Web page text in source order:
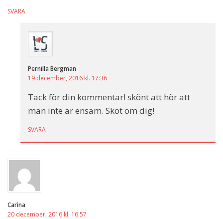
SVARA
Pernilla Bergman
19 december, 2016 kl. 17:36
Tack för din kommentar! skönt att hör att
man inte är ensam. Sköt om dig!
SVARA
Carina
20 december, 2016 kl. 16:57